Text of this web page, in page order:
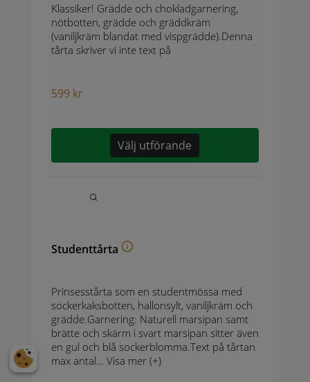
Klassiker! Grädde och chokladgarnering,
nötbotten, grädde och gräddkräm
(vaniljkräm blandat med vispgrädde).Denna
tårta skriver vi inte text på
599 kr
Välj utförande
Studenttårta
Prinsesstårta som en studentmössa med
sockerkaksbotten, hallonsylt, vaniljkräm och
grädde.Garnering: Naturell marsipan samt
brätte och skärm i svart marsipan sitter även
en gul och blå sockerblomma.Text på tårtan
max antal… Visa mer (+)